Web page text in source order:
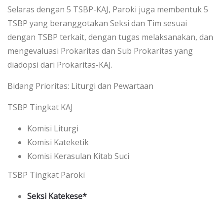
Selaras dengan 5 TSBP-KAJ, Paroki juga membentuk 5
TSBP yang beranggotakan Seksi dan Tim sesuai
dengan TSBP terkait, dengan tugas melaksanakan, dan
mengevaluasi Prokaritas dan Sub Prokaritas yang
diadopsi dari Prokaritas-KAJ.
Bidang Prioritas: Liturgi dan Pewartaan
TSBP Tingkat KAJ
Komisi Liturgi
Komisi Kateketik
Komisi Kerasulan Kitab Suci
TSBP Tingkat Paroki
Seksi Katekese*